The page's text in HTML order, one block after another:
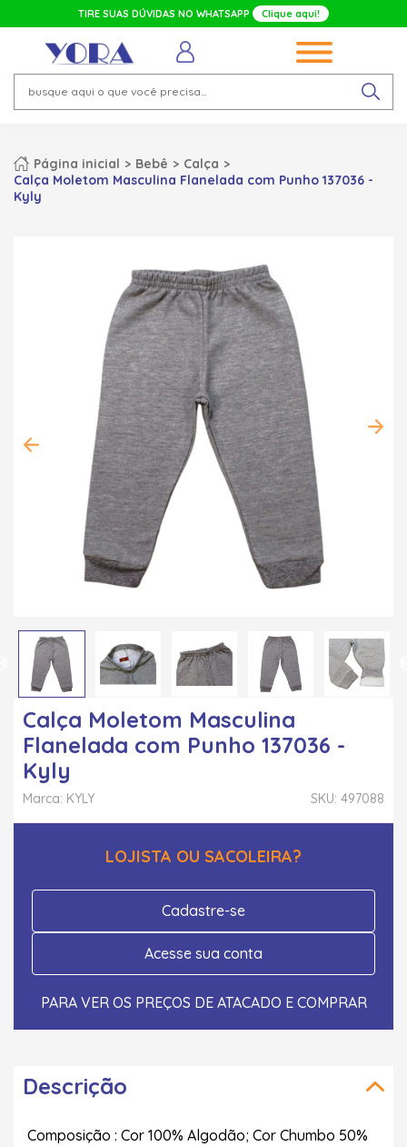
TIRE SUAS DÚVIDAS NO WHATSAPP Clique aqui!
Página inicial Bebê
Calça
Calça Moletom Masculina Flanelada com Punho 137036 -
Kyly
Calça Moletom Masculina
Flanelada com Punho 137036 -
Kyly
SKU: 497088
Marca: KYLY
LOJISTA OU SACOLEIRA?
Cadastre-se
Acesse sua conta
PARA VER OS PREÇOS DE ATACADO E COMPRAR
Descrição
Composição : Cor 100% Algodão; Cor Chumbo 50%